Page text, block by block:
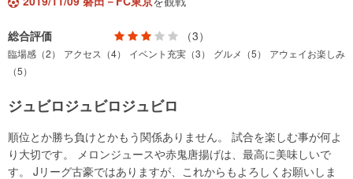
総合評価 （3）
臨場感（2） アクセス（4） イベント充実（3） グルメ（5）
アウェイお楽しみ
（5）
ジュビロジュビロジュビロ
順位とか勝ち負けとかもう関係ありません。 試合を楽しむ事が何よ
り大切です。 メロンジュースや赤鬼唐揚げは、最高に美味しいで
す。 Jリーグ古豪ではありますが、これからもよろしくお願いしま